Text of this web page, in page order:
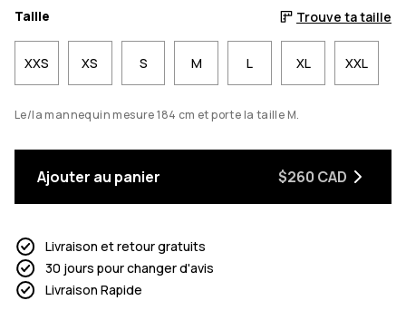
Taille Trouve ta taille
XXS XS S M L XL XXL
Le/la mannequin mesure 184 cm et porte la taille M.
Ajouter au panier $260 CAD
Livraison et retour gratuits
30 jours pour changer d'avis
Livraison Rapide